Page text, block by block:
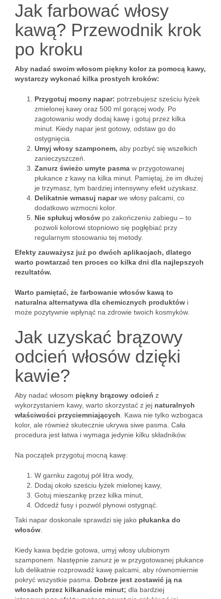
Jak farbować włosy
kawą? Przewodnik krok
po kroku
Aby nadać swoim włosom piękny kolor za pomocą kawy,
wystarczy wykonać kilka prostych kroków:
Przygotuj mocny napar: potrzebujesz sześciu łyżek
zmielonej kawy oraz 500 ml gorącej wody. Po
zagotowaniu wody dodaj kawę i gotuj przez kilka
minut. Kiedy napar jest gotowy, odstaw go do
ostygnięcia.
Umyj włosy szamponem, aby pozbyć się wszelkich
zanieczyszczeń.
Zanurz świeżo umyte pasma w przygotowanej
płukance z kawy na kilka minut. Pamiętaj, że im dłużej
je trzymasz, tym bardziej intensywny efekt uzyskasz.
Delikatnie wmasuj naparwe włosy palcami, co
dodatkowo wzmocni kolor.
Nie spłukuj włosów po zakończeniu zabiegu – to
pozwoli kolorowi stopniowo się pogłębiać przy
regularnym stosowaniu tej metody.
Efekty zauważysz już po dwóch aplikacjach, dlatego
warto powtarzać ten proces co kilka dni dla najlepszych
rezultatów.
Warto pamiętać, że farbowanie włosów kawą to
naturalna alternatywa dla chemicznych produktów i
może pozytywnie wpłynąć na zdrowie twoich kosmyków.
Jak uzyskać brązowy
odcień włosów dzięki
kawie?
Aby nadać włosom piękny brązowy odcień z
wykorzystaniem kawy, warto skorzystać z jej naturalnych
właściwości przyciemniających . Kawa nie tylko wzbogaca
kolor, ale również skutecznie ukrywa siwe pasma. Cała
procedura jest łatwa i wymaga jedynie kilku składników.
Na początek przygotuj mocną kawę:
W garnku zagotuj pół litra wody,
Dodaj około sześciu łyżek mielonej kawy,
Gotuj mieszankę przez kilka minut,
Odcedź fusy i pozwól płynowi ostygnąć.
Taki napar doskonale sprawdzi się jako płukanka do
włosów
Kiedy kawa będzie gotowa, umyj włosy ulubionym
szamponem. Następnie zanurz je w przygotowanej płukance
lub delikatnie rozprowadź kawę palcami, aby równomiernie
pokryć wszystkie pasma. Dobrze jest zostawić ją na
włosach przez kilkanaście minut; dla bardziej